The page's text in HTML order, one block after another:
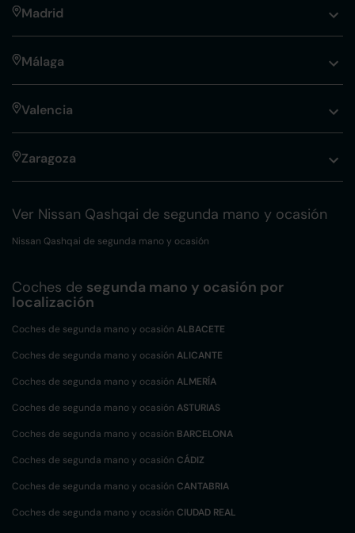
Madrid
Málaga
Valencia
Zaragoza
Ver Nissan Qashqai de segunda mano y ocasión
Nissan Qashqai de segunda mano y ocasión
Coches de segunda mano y ocasión por
localización
Coches de segunda mano y ocasión ALBACETE
Coches de segunda mano y ocasión ALICANTE
Coches de segunda mano y ocasión ALMERÍA
Coches de segunda mano y ocasión ASTURIAS
Coches de segunda mano y ocasión BARCELONA
Coches de segunda mano y ocasión CÁDIZ
Coches de segunda mano y ocasión CANTABRIA
Coches de segunda mano y ocasión CIUDAD REAL